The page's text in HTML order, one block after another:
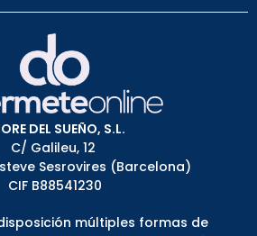
DEL SUEÑO, S.L.
C/ Galileu, 12
Sesrovires (Barcelona)
CIF B88541230
múltiples formas de